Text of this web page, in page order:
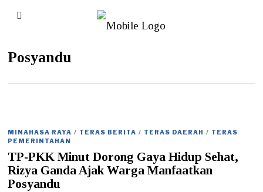
Posyandu
MINAHASA RAYA / TERAS BERITA / TERAS DAERAH / TERAS
PEMERINTAHAN
TP-PKK Minut Dorong Gaya Hidup Sehat,
Rizya Ganda Ajak Warga Manfaatkan
Posyandu